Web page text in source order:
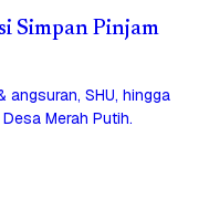
Simpan Pinjam
angsuran, SHU, hingga
Merah Putih.